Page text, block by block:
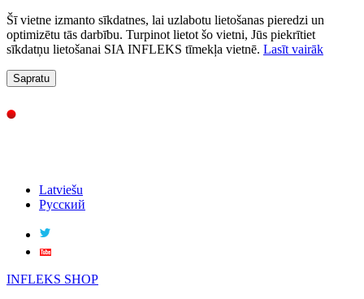
Šī vietne izmanto sīkdatnes, lai uzlabotu lietošanas pieredzi un
optimizētu tās darbību. Turpinot lietot šo vietni, Jūs piekrītiet
sīkdatņu lietošanai SIA INFLEKS tīmekļa vietnē. Lasīt vairāk
Sapratu
Latviešu
Русский
INFLEKS SHOP